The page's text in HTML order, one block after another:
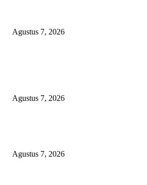
Agustus 7, 2026
Agustus 7, 2026
Agustus 7, 2026